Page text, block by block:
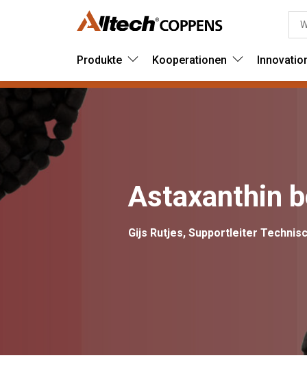
Produkte Kooperationen
Astaxanthin
Gijs Rutjes, Supportleiter